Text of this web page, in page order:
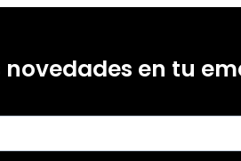
novedades en tu